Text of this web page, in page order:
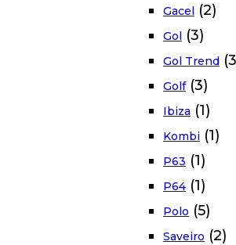
Gacel (2)
Gol (3)
Gol Trend
Golf (3)
Ibiza (1)
Kombi (1)
P63 (1)
P64 (1)
Polo (5)
Saveiro (2)